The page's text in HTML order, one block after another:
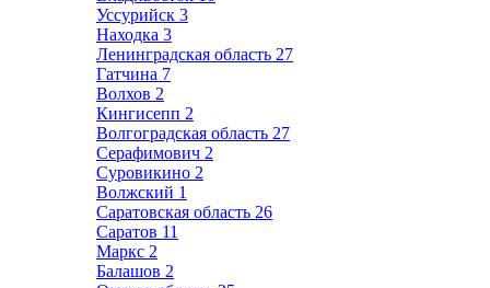
Уссурийск 3
Находка 3
Ленинградская область 27
Гатчина 7
Волхов 2
Кингисепп 2
Волгоградская область 27
Серафимович 2
Суровикино 2
Волжский 1
Саратовская область 26
Саратов 11
Маркс 2
Балашов 2